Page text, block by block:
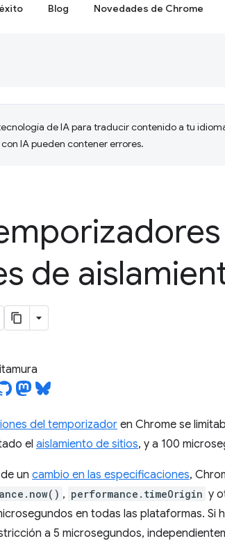
Blog Novedades de Chrome
de IA para traducir contenido a tu
IA pueden contener errores.
de
del temporizador en Chrome se
el aislamiento de sitios, y a 100
un cambio en las especificaciones,
, performance.timeOrigin y
en todas las plataformas. Si
a 5 microsegundos,